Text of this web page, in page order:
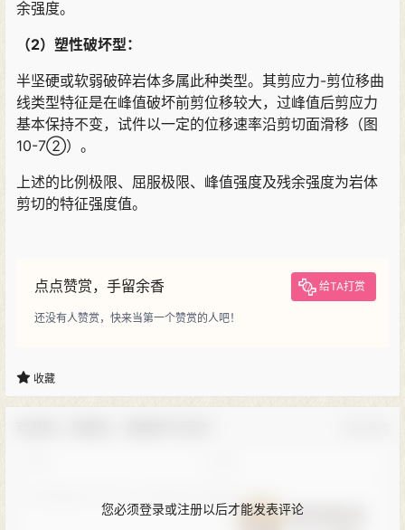
余强度。
（2）塑性破坏型：
半坚硬或软弱破碎岩体多属此种类型。其剪应力-剪位移曲
线类型特征是在峰值破坏前剪位移较大，过峰值后剪应力
基本保持不变，试件以一定的位移速率沿剪切面滑移（图
10-7②）。
上述的比例极限、屈服极限、峰值强度及残余强度为岩体
剪切的特征强度值。
点点赞赏，手留余香 给TA打赏
还没有人赞赏，快来当第一个赞赏的人吧！
收藏
您必须登录或注册以后才能发表评论